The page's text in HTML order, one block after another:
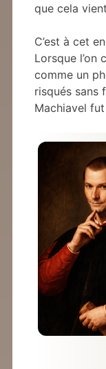
que cela
C’est à cet
Lorsque l’on
comme un
risqués sans
Machiavel